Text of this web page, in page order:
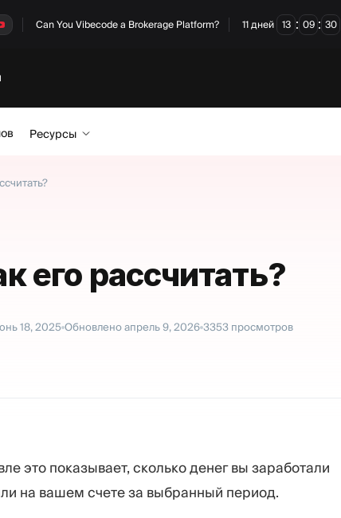
Can You Vibecode a Brokerage Platform? 11 дней 13 : 09 : 30
Ресурсы
его рассчитать?
18, 2025 Обновленоапрель 9, 2026 3353 просмотров
это показывает, сколько денег вы заработали
на вашем счете за выбранный период.